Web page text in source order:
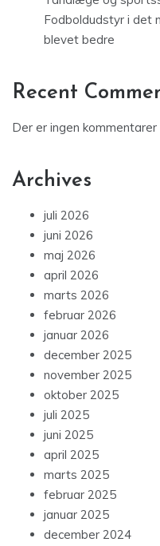
Fodboldudstyr i det
blevet bedre
Recent
Der er ingen kommentarer
Archives
juli 2026
juni 2026
maj 2026
april 2026
marts 2026
februar 2026
januar 2026
december 2025
november 2025
oktober 2025
juli 2025
juni 2025
april 2025
marts 2025
februar 2025
januar 2025
december 2024